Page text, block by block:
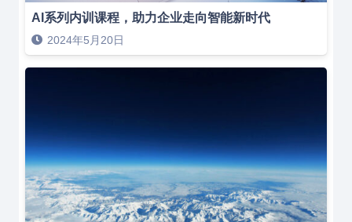
AI系列内训课程，助力企业走向智能新时代
2024年5月20日